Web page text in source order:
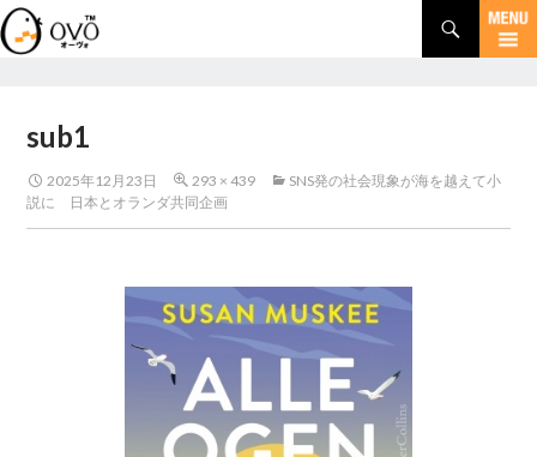
検
索
コ
sub1
2025年12月23日 293 × 439
SNS発の社会現象が海を越えて小
説に 日本とオランダ共同企画